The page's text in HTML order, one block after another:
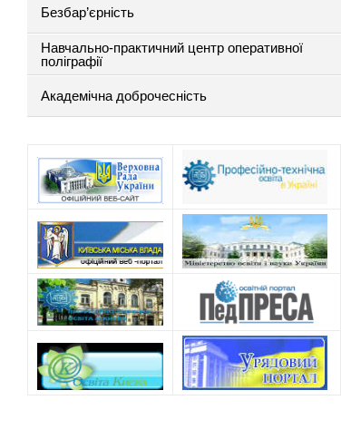
Безбар’єрність
Навчально-практичний центр оперативної
поліграфії
Академічна доброчесність